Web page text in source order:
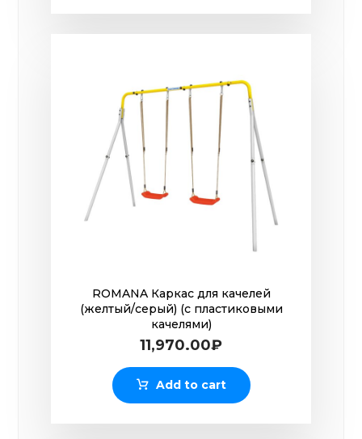
ROMANA Каркас для качелей
(желтый/серый) (с пластиковыми
качелями)
11,970.00₽
Add to cart